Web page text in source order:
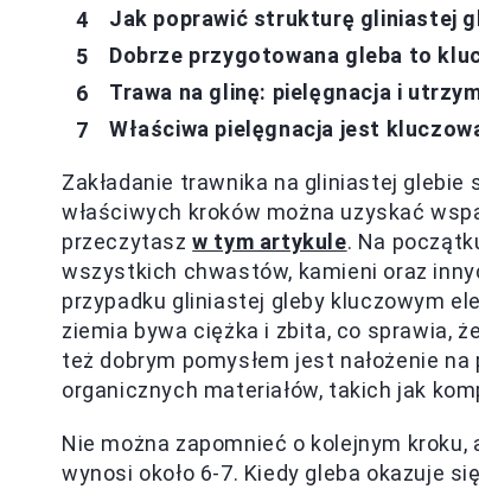
Jak poprawić strukturę gliniastej
Dobrze przygotowana gleba to
Trawa na glinę: pielęgnacja i
Właściwa pielęgnacja jest
Zakładanie trawnika na gliniastej
właściwych kroków można uzyskać
przeczytaszw tym artykule. Na
wszystkich chwastów, kamieni oraz
przypadku gliniastej gleby kluczowym
ziemia bywa ciężka i zbita, co sprawia,
też dobrym pomysłem jest nałożenie
organicznych materiałów, takich jak
Nie można zapomnieć o kolejnym kroku,
wynosi około 6-7. Kiedy gleba okazuje